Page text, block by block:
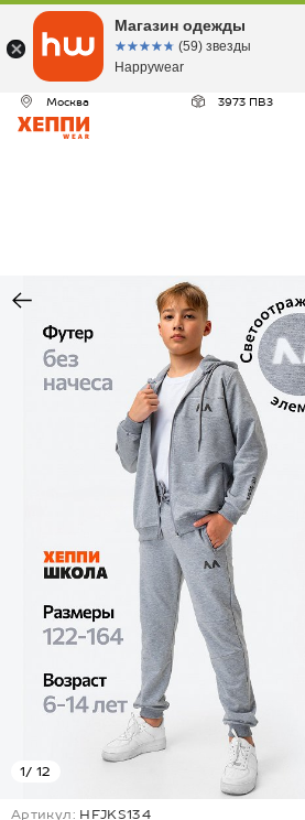
Москва 3973 ПВЗ
1/ 12
Артикул: HFJKS134
Магазин одежды
☆☆☆☆☆
★★★★★ (59) звезды
Happywear